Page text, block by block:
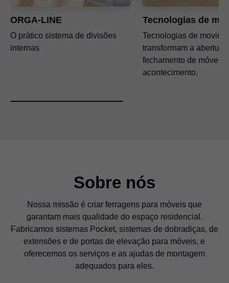
ORGA-LINE
O prático sistema de divisões
internas
Tecnologias de
Tecnologias de
transformam a abertura
fechamento de móveis
acontecimento.
Sobre nós
Nossa missão é criar ferragens para móveis que
garantam mais qualidade do espaço residencial.
Fabricamos sistemas Pocket, sistemas de dobradiças, de
extensões e de portas de elevação para móveis, e
oferecemos os serviços e as ajudas de montagem
adequados para eles.